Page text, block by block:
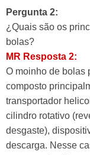
Pergunta 2:
¿Quais são os
bolas?
MR Resposta 2:
O moinho de bolas
composto
transportador
cilindro rotativo
desgaste),
descarga. Nesse